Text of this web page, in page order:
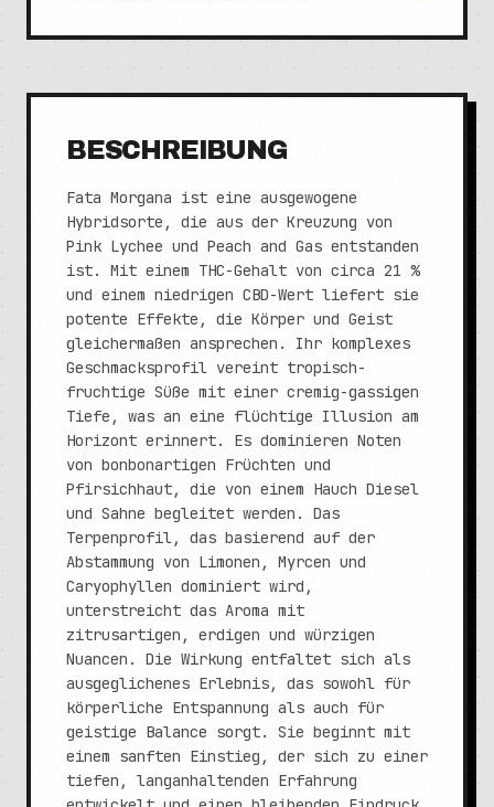
BESCHREIBUNG
Fata Morgana ist eine ausgewogene
Hybridsorte, die aus der Kreuzung von
Pink Lychee und Peach and Gas entstanden
ist. Mit einem THC-Gehalt von circa 21 %
und einem niedrigen CBD-Wert liefert sie
potente Effekte, die Körper und Geist
gleichermaßen ansprechen. Ihr komplexes
Geschmacksprofil vereint tropisch-
fruchtige Süße mit einer cremig-gassigen
Tiefe, was an eine flüchtige Illusion am
Horizont erinnert. Es dominieren Noten
von bonbonartigen Früchten und
Pfirsichhaut, die von einem Hauch Diesel
und Sahne begleitet werden. Das
Terpenprofil, das basierend auf der
Abstammung von Limonen, Myrcen und
Caryophyllen dominiert wird,
unterstreicht das Aroma mit
zitrusartigen, erdigen und würzigen
Nuancen. Die Wirkung entfaltet sich als
ausgeglichenes Erlebnis, das sowohl für
körperliche Entspannung als auch für
geistige Balance sorgt. Sie beginnt mit
einem sanften Einstieg, der sich zu einer
tiefen, langanhaltenden Erfahrung